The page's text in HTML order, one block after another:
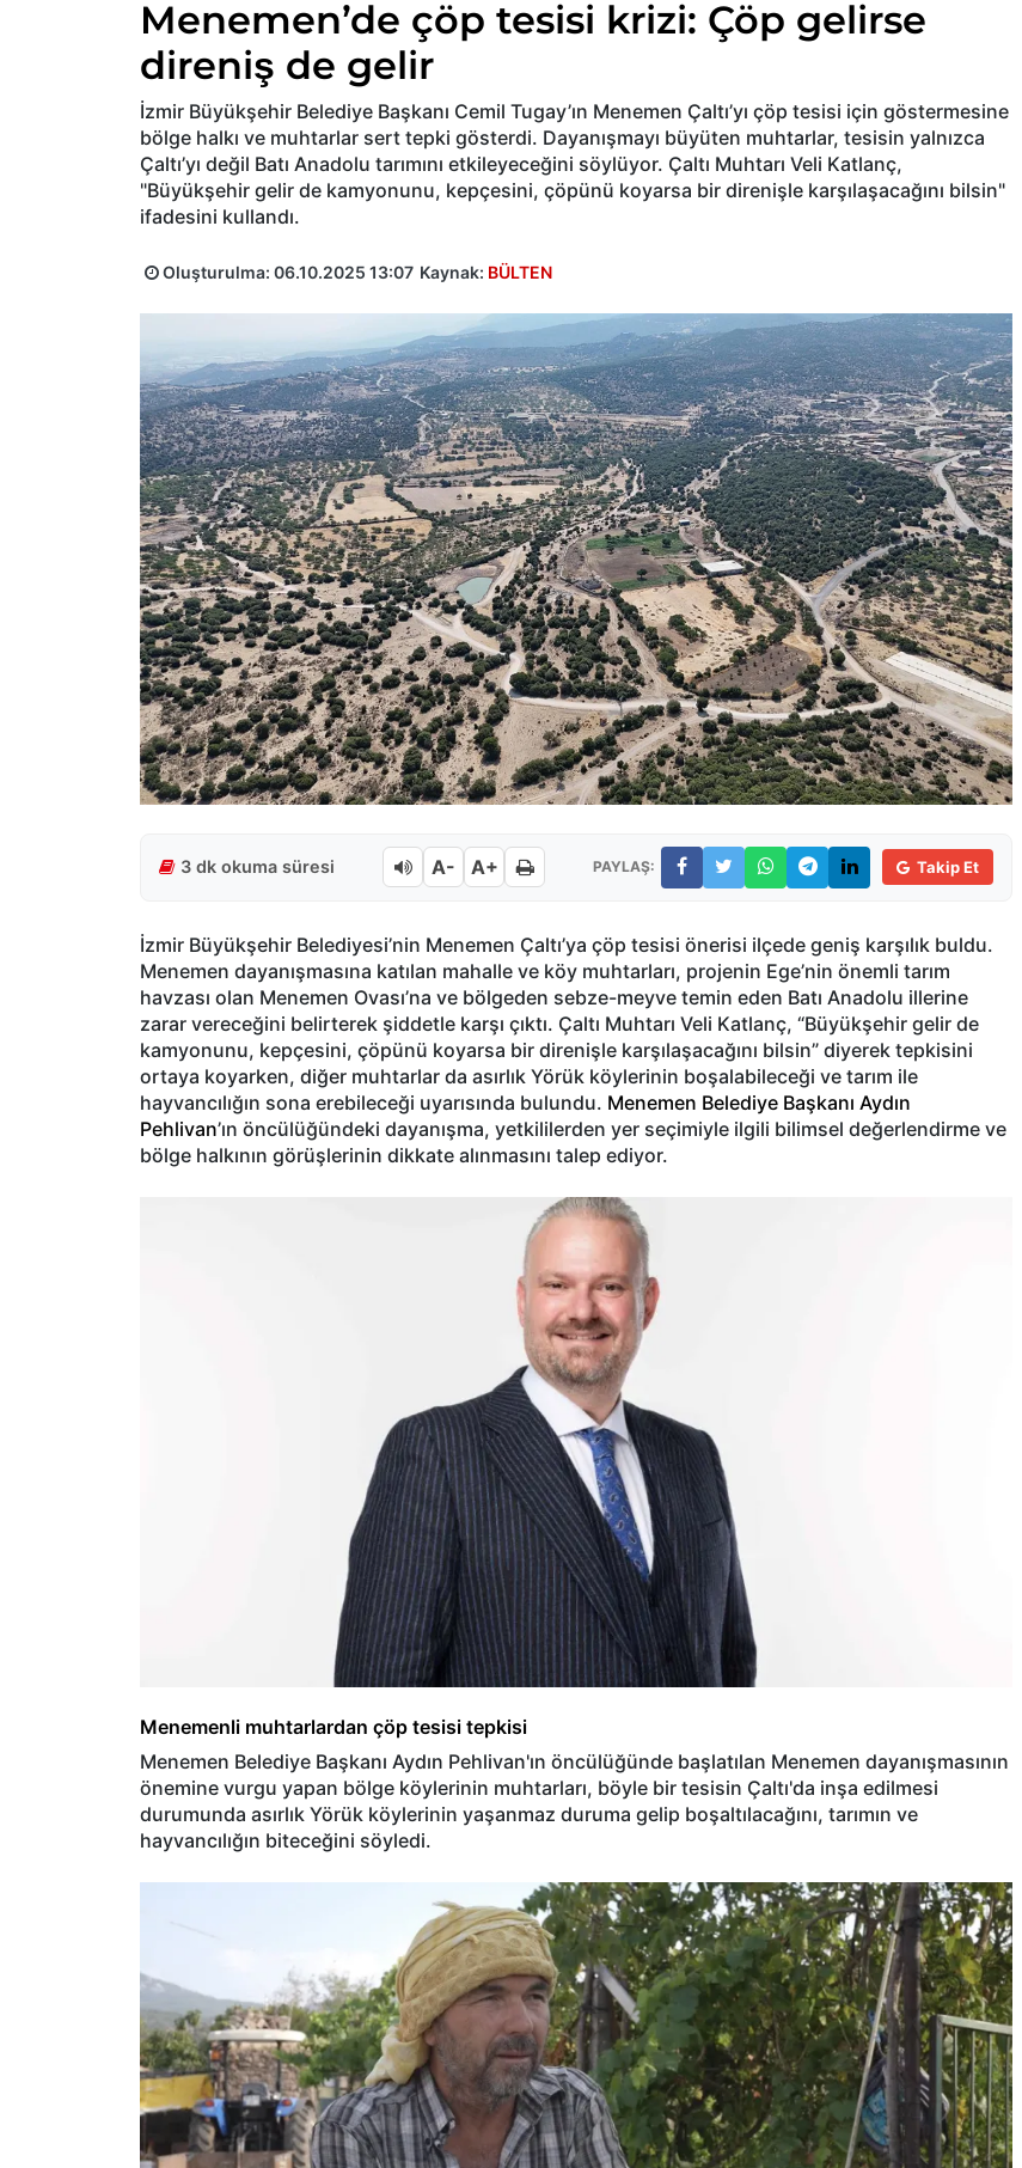
Menemen’de çöp tesisi krizi: Çöp gelirse
direniş de gelir
İzmir Büyükşehir Belediye Başkanı Cemil Tugay’ın Menemen Çaltı’yı çöp tesisi için göstermesine
bölge halkı ve muhtarlar sert tepki gösterdi. Dayanışmayı büyüten muhtarlar, tesisin yalnızca
Çaltı’yı değil Batı Anadolu tarımını etkileyeceğini söylüyor. Çaltı Muhtarı Veli Katlanç,
"Büyükşehir gelir de kamyonunu, kepçesini, çöpünü koyarsa bir direnişle karşılaşacağını bilsin"
ifadesini kullandı.
Oluşturulma: 06.10.2025 13:07 Kaynak: BÜLTEN
3 dk okuma süresi A- A+ PAYLAŞ: Takip Et
İzmir Büyükşehir Belediyesi’nin Menemen Çaltı’ya çöp tesisi önerisi ilçede geniş karşılık buldu.
Menemen dayanışmasına katılan mahalle ve köy muhtarları, projenin Ege’nin önemli tarım
havzası olan Menemen Ovası’na ve bölgeden sebze-meyve temin eden Batı Anadolu illerine
zarar vereceğini belirterek şiddetle karşı çıktı. Çaltı Muhtarı Veli Katlanç, “Büyükşehir gelir de
kamyonunu, kepçesini, çöpünü koyarsa bir direnişle karşılaşacağını bilsin” diyerek tepkisini
ortaya koyarken, diğer muhtarlar da asırlık Yörük köylerinin boşalabileceği ve tarım ile
hayvancılığın sona erebileceği uyarısında bulundu. Menemen Belediye Başkanı Aydın
Pehlivan’ın öncülüğündeki dayanışma, yetkililerden yer seçimiyle ilgili bilimsel değerlendirme ve
bölge halkının görüşlerinin dikkate alınmasını talep ediyor.
Menemenli muhtarlardan çöp tesisi tepkisi
Menemen Belediye Başkanı Aydın Pehlivan'ın öncülüğünde başlatılan Menemen dayanışmasının
önemine vurgu yapan bölge köylerinin muhtarları, böyle bir tesisin Çaltı'da inşa edilmesi
durumunda asırlık Yörük köylerinin yaşanmaz duruma gelip boşaltılacağını, tarımın ve
hayvancılığın biteceğini söyledi.